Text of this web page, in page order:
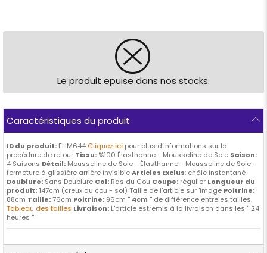
Le produit epuise dans nos stocks.
Caractéristiques du produit
ID du produit: FHM644 Cliquez ici pour plus d'informations sur la
procédure de retour Tissu: %100 Élasthanne - Mousseline de Soie Saison:
4 Saisons Détail: Mousseline de Soie - Élasthanne - Mousseline de Soie -
fermeture à glissière arrière invisibleArticles Exclus: châle instantané
Doublure: Sans Doublure Col: Ras du Cou Coupe: régulier Longueur du
produit: 147cm (creux au cou - sol) Taille de l'article sur 'image Poitrine:
88cm Taille:76cm Poitrine: 96cm '' 4cm '' de différence entreles tailles.
Tableau des tailles Livraison: L'article estremis à la livraison dans les '' 24
heures ''